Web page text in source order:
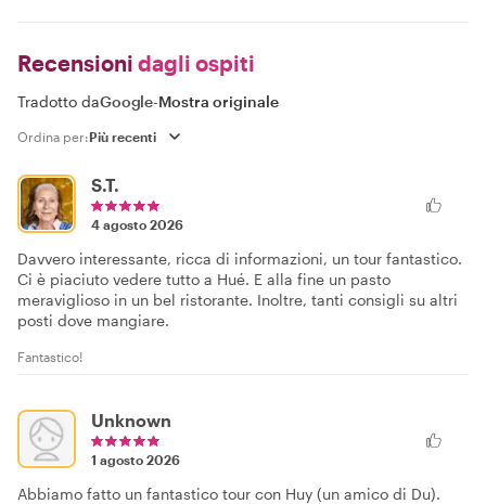
Recensioni dagli ospiti
Tradotto daGoogle-Mostra originale
Ordina per:
S.T.
4 agosto 2026
Davvero interessante, ricca di informazioni, un tour fantastico.
Ci è piaciuto vedere tutto a Hué. E alla fine un pasto
meraviglioso in un bel ristorante. Inoltre, tanti consigli su altri
posti dove mangiare.
Fantastico!
Unknown
1 agosto 2026
Abbiamo fatto un fantastico tour con Huy (un amico di Du).